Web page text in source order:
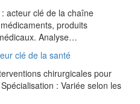
: acteur clé de la chaîne
produits
Analyse…
clé de la santé
chirurgicales pour
: Variée selon les